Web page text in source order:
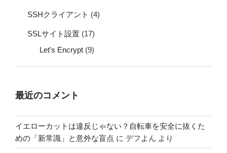
SSHクライアント (4)
SSLサイト設置 (17)
Let's Encrypt (9)
最近のコメント
イエローカットは違反じゃない？自転車を安全に抜くた
めの「新常識」と意外な盲点 に デフよん より